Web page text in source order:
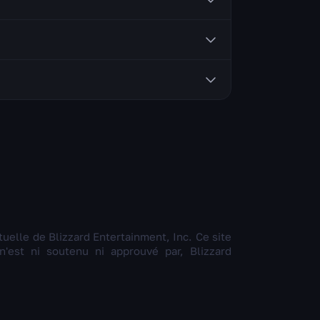
de Blizzard Entertainment, Inc. Ce site
ni soutenu ni approuvé par, Blizzard